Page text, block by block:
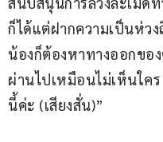
ก็ได้แต่ฝากความเป็นห่วง
น้องก็ต้องหาทางออกขอ
ผ่านไปเหมือนไม่เห็นใค
นี้ค่ะ (เสียงสั่น)”